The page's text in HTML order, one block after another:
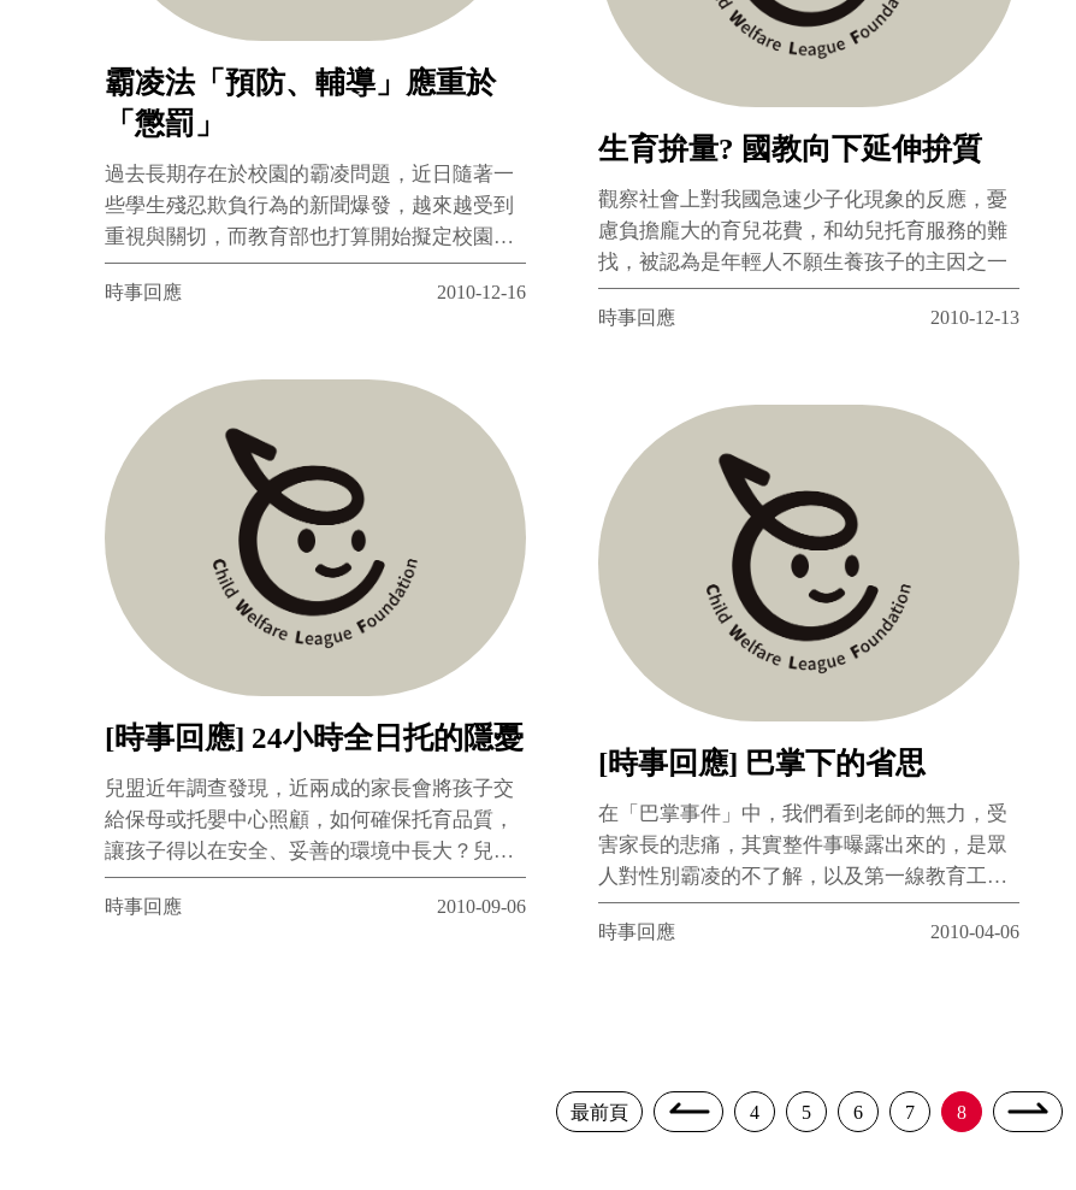
霸凌法「預防、輔導」應重於
「懲罰」
過去長期存在於校園的霸凌問題，近日隨著一
些學生殘忍欺負行為的新聞爆發，越來越受到
重視與關切，而教育部也打算開始擬定校園霸
凌法，期學校能重視並願意解決霸凌問題，然
我們對於該法有些疑慮與建議。
時事回應 2010-12-16
生育拚量? 國教向下延伸拚質
觀察社會上對我國急速少子化現象的反應，憂
慮負擔龐大的育兒花費，和幼兒托育服務的難
找，被認為是年輕人不願生養孩子的主因之一
時事回應 2010-12-13
[時事回應] 24小時全日托的隱憂
兒盟近年調查發現，近兩成的家長會將孩子交
給保母或托嬰中心照顧，如何確保托育品質，
讓孩子得以在安全、妥善的環境中長大？兒盟
認為，再好的管理機制、再優質的保母，都取
代不了父母親的角色，將孩子送托保母後，並
時事回應 2010-09-06
[時事回應] 巴掌下的省思
在「巴掌事件」中，我們看到老師的無力，受
害家長的悲痛，其實整件事曝露出來的，是眾
人對性別霸凌的不了解，以及第一線教育工作
者缺乏相關支持與協助。
時事回應 2010-04-06
最前頁 4 5 6 7 8